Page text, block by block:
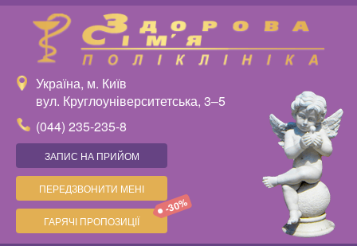
Україна, м. Київ
вул. Круглоуніверситетська, 3–5
(044) 235-235-8
ЗАПИС НА ПРИЙОМ
ПЕРЕДЗВОНИТИ МЕНІ
ГАРЯЧІ ПРОПОЗИЦІЇ
-30%